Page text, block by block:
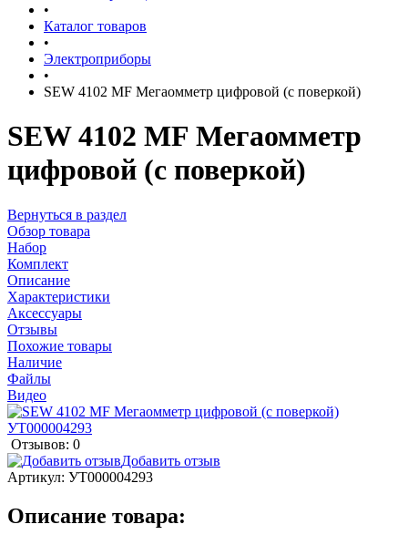
•
Каталог товаров
•
Электроприборы
•
SEW 4102 MF Мегаомметр цифровой (с поверкой)
SEW 4102 MF Мегаомметр
цифровой (с поверкой)
Вернуться в раздел
Обзор товара
Набор
Комплект
Описание
Характеристики
Аксессуары
Отзывы
Похожие товары
Наличие
Файлы
Видео
Отзывов: 0
Добавить отзыв
Артикул: УТ000004293
Описание товара: